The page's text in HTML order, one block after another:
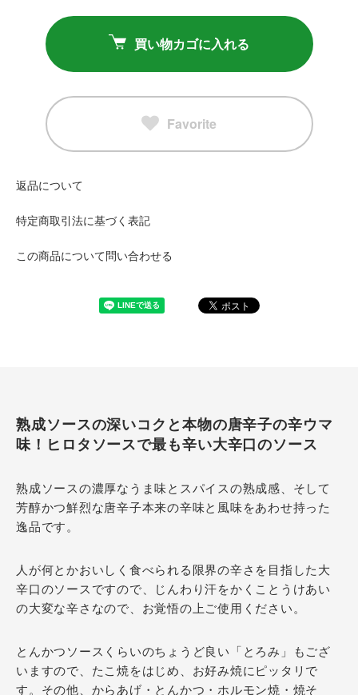
買い物カゴに入れる
Favorite
返品について
特定商取引法に基づく表記
この商品について問い合わせる
熟成ソースの深いコクと本物の唐辛子の辛ウマ
味！ヒロタソースで最も辛い大辛口のソース
熟成ソースの濃厚なうま味とスパイスの熟成感、そして
芳醇かつ鮮烈な唐辛子本来の辛味と風味をあわせ持った
逸品です。
人が何とかおいしく食べられる限界の辛さを目指した大
辛口のソースですので、じんわり汗をかくことうけあい
の大変な辛さなので、お覚悟の上ご使用ください。
とんかつソースくらいのちょうど良い「とろみ」もござ
いますので、たこ焼をはじめ、お好み焼にピッタリで
す。その他、からあげ・とんかつ・ホルモン焼・焼そ